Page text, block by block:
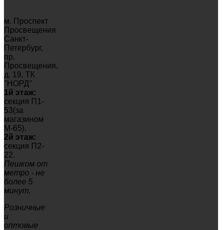
м. Проспект
Просвещения
Санкт-
Петербург,
пр.
Просвещения,
д. 19, ТК
"НОРД"
1й этаж:
секция П1-
53(за
магазином
М-65).
2й этаж:
секция П2-
22.
Пешком от
метро - не
более 5
минут.
Розничные
и
оптовые